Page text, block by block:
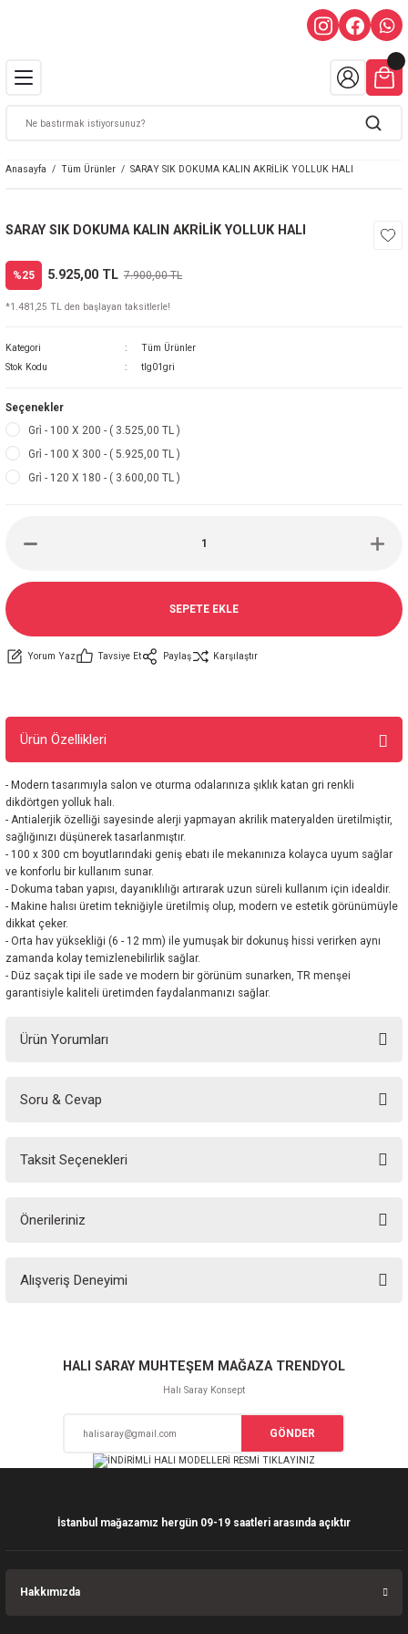
Anasayfa Tüm Ürünler SARAY SIK DOKUMA KALIN AKRİLİK YOLLUK HALI
SARAY SIK DOKUMA KALIN AKRİLİK YOLLUK HALI
%25 5.925,00 TL 7.900,00 TL
*1.481,25 TL den başlayan taksitlerle!
Kategori
Tüm Ürünler
Stok Kodu
tlg01gri
Seçenekler
Gri̇ - 100 X 200 - ( 3.525,00 TL )
Gri̇ - 100 X 300 - ( 5.925,00 TL )
Gri̇ - 120 X 180 - ( 3.600,00 TL )
SEPETE EKLE
Yorum Yaz Tavsiye Et Paylaş Karşılaştır
Ürün Özellikleri
- Modern tasarımıyla salon ve oturma odalarınıza şıklık katan gri renkli
dikdörtgen yolluk halı.
- Antialerjik özelliği sayesinde alerji yapmayan akrilik materyalden üretilmiştir,
sağlığınızı düşünerek tasarlanmıştır.
- 100 x 300 cm boyutlarındaki geniş ebatı ile mekanınıza kolayca uyum sağlar
ve konforlu bir kullanım sunar.
- Dokuma taban yapısı, dayanıklılığı artırarak uzun süreli kullanım için idealdir.
- Makine halısı üretim tekniğiyle üretilmiş olup, modern ve estetik görünümüyle
dikkat çeker.
- Orta hav yüksekliği (6 - 12 mm) ile yumuşak bir dokunuş hissi verirken aynı
zamanda kolay temizlenebilirlik sağlar.
- Düz saçak tipi ile sade ve modern bir görünüm sunarken, TR menşei
garantisiyle kaliteli üretimden faydalanmanızı sağlar.
Ürün Yorumları
Soru & Cevap
Taksit Seçenekleri
Önerileriniz
yetersiz gördüğünüz noktaları öneri formunu kullanarak tarafımıza
Ürün resmi kalitesiz, bozuk veya görüntülenemiyor.
Ürün açıklamasında eksik bilgiler bulunuyor.
Bu ürüne benzer farklı alternatifler olmalı.
Alışveriş Deneyimi
Sitemize ilk yorumu siz yapın!
HALI SARAY MUHTEŞEM MAĞAZA TRENDYOL
Halı Saray Konsept
GÖNDER
İstanbul mağazamız hergün 09-19 saatleri arasında açıktır
Hakkımızda